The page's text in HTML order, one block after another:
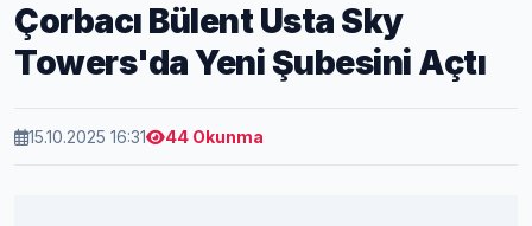
Çorbacı Bülent Usta Sky
Towers'da Yeni Şubesini Açtı
15.10.2025 16:31 44 Okunma